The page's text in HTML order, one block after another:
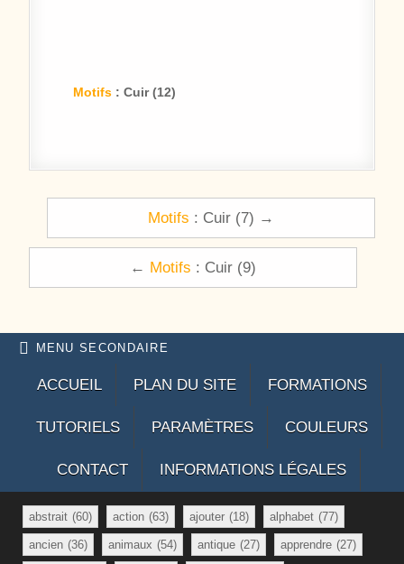
Motifs : Cuir (12)
Navigation de l’article
Motifs : Cuir (7) →
← Motifs : Cuir (9)
MENU SECONDAIRE
ACCUEIL PLAN DU SITE FORMATIONS
TUTORIELS PARAMÈTRES COULEURS
CONTACT INFORMATIONS LÉGALES
abstrait (60) action (63) ajouter (18) alphabet (77)
ancien (36) animaux (54) antique (27) apprendre (27)